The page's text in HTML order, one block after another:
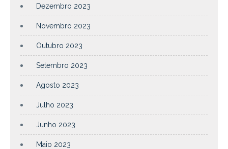
Dezembro 2023
Novembro 2023
Outubro 2023
Setembro 2023
Agosto 2023
Julho 2023
Junho 2023
Maio 2023